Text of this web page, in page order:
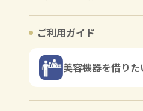
ご利用ガイド
美容機器を借りた